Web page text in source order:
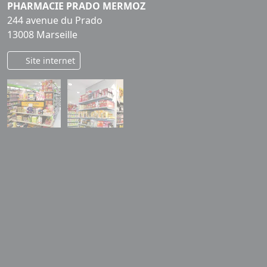
PHARMACIE PRADO MERMOZ
244 avenue du Prado
13008 Marseille
Site internet